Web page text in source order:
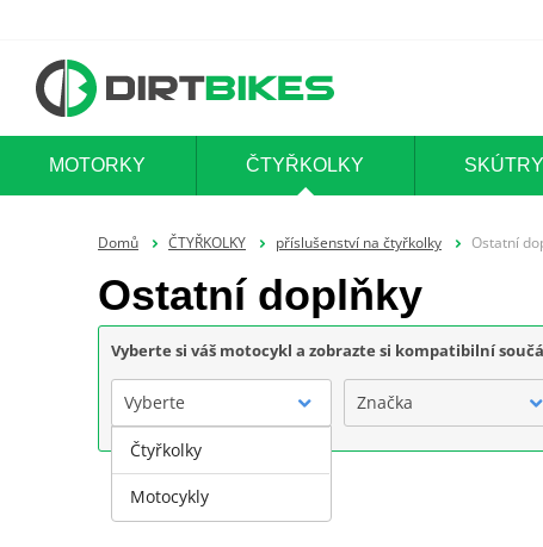
MOTORKY ČTYŘKOLKY SKÚTRY
Domů ČTYŘKOLKY příslušenství na čtyřkolky Ostatní
Ostatní doplňky
Vyberte si váš motocykl a zobrazte si kompatibilní
Vyberte Značka
Čtyřkolky
Motocykly